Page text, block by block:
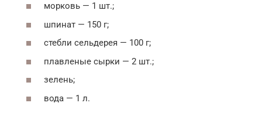
морковь — 1 шт.;
шпинат — 150 г;
стебли сельдерея — 100 г;
плавленые сырки — 2 шт.;
зелень;
вода — 1 л.